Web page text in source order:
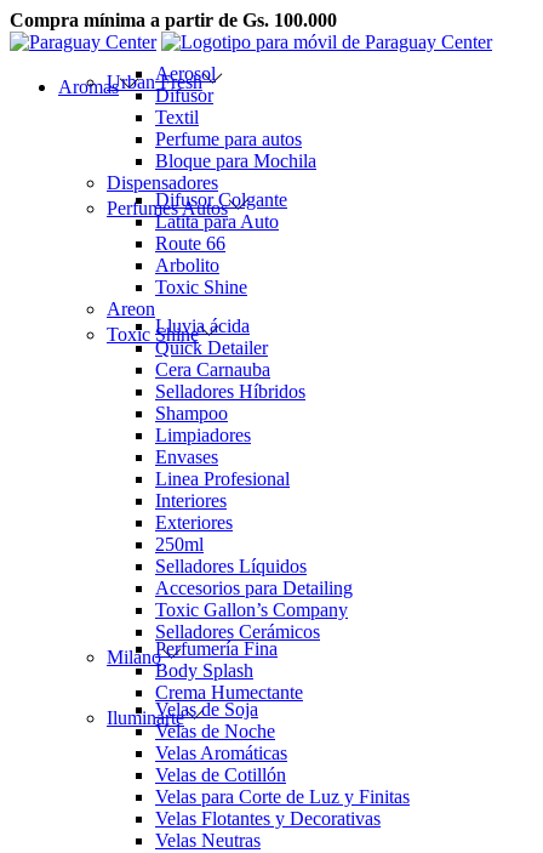
Compra mínima a partir de Gs. 100.000
Saltar
Saltar
contenidoAromasUrban Fresh
Aerosol
Difusor
Textil
Perfume para autos
Bloque para Mochila
Dispensadores
Perfumes Autos
Difusor Colgante
Latita para Auto
Route 66
Arbolito
Toxic Shine
Areon
Toxic ShineLluvia ácida
Quick Detailer
Cera Carnauba
Selladores Híbridos
Shampoo
Limpiadores
Envases
Linea Profesional
Interiores
Exteriores
250ml
Selladores Líquidos
Accesorios para Detailing
Toxic Gallon’s Company
Selladores Cerámicos
MilanoPerfumería Fina
Body Splash
Crema Humectante
IluminarteVelas de Soja
Velas de Noche
Velas Aromáticas
Velas de Cotillón
Velas para Corte de Luz y Finitas
Velas Flotantes y Decorativas
Velas Neutras